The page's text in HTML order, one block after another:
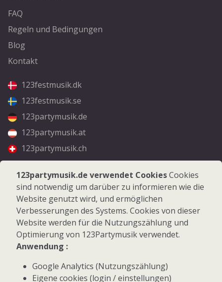
FAQ
Regeln und Bedingungen
Blog
Kontakt
123festmusik.dk
123festmusik.se
123partymusik.de
123partymusik.at
123partymusik.ch
Folgen Sie uns
Facebook
Instagram
© 2026 123Partymusik.de - Alle Rechte vorbehalten
123partymusik.de verwendet CookiesCookies
sind notwendig um darüber zu informieren wie die
Website genutzt wird, und ermöglichen
Verbesserungen des Systems. Cookies von dieser
Website werden für die Nutzungszählung und
Optimierung von 123Partymusik verwendet.
Anwendung :
Google Analytics (Nutzungszählung)
Eigene cookies (login / einstellungen)